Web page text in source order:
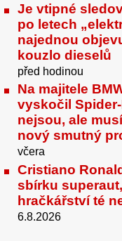
Je vtipné
po letech
najednou
kouzlo dieselů
před hodinou
Na majitele
vyskočil
nejsou, ale
nový smutný
včera
Cristiano
sbírku
hračkářství té
6.8.2026